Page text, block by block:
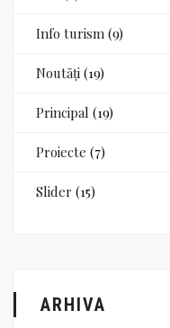
Info turism (9)
Noutăți (19)
Principal (19)
Proiecte (7)
Slider (15)
ARHIVA